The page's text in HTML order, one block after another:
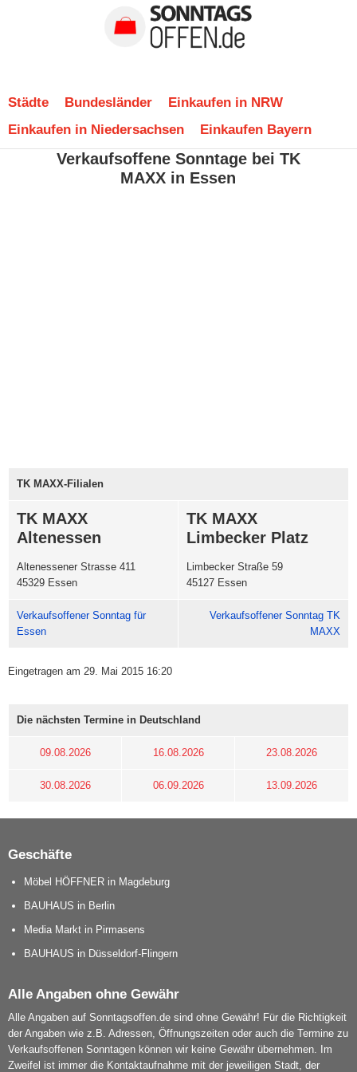
Städte Bundesländer
Einkaufen in NRW
Einkaufen in Niedersachsen
Einkaufen Bayern
Verkaufsoffene Sonntage bei TK
MAXX in Essen
TK MAXX-Filialen
TK MAXX
Altenessen
Altenessener Strasse 411
45329 Essen
TK MAXX
Limbecker Platz
Limbecker Straße 59
45127 Essen
Verkaufsoffener Sonntag für
Essen
Verkaufsoffener Sonntag TK
MAXX
Eingetragen am 29. Mai 2015 16:20
Die nächsten Termine in Deutschland
09.08.2026 16.08.2026 23.08.2026
30.08.2026 06.09.2026 13.09.2026
Geschäfte
Möbel HÖFFNER in Magdeburg
BAUHAUS in Berlin
Media Markt in Pirmasens
BAUHAUS in Düsseldorf-Flingern
Alle Angaben ohne Gewähr
Alle Angaben auf Sonntagsoffen.de sind ohne Gewähr! Für die Richtigkeit
der Angaben wie z.B. Adressen, Öffnungszeiten oder auch die Termine zu
Verkaufsoffenen Sonntagen können wir keine Gewähr übernehmen. Im
Zweifel ist immer die Kontaktaufnahme mit der jeweiligen Stadt, der